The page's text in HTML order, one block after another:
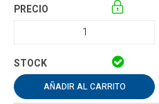
AÑADIR AL CARRITO